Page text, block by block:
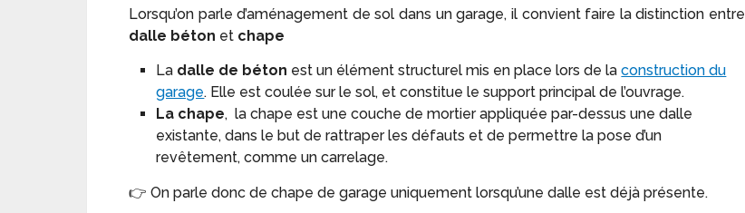
Lorsqu’on parle d’aménagement de sol dans un garage, il convient faire la distinction entre
dalle béton et chape
La dalle de béton est un élément structurel mis en place lors de laconstruction du
garage. Elle est coulée sur le sol, et constitue le support principal de l’ouvrage.
La chape, la chape est une couche de mortier appliquée par-dessus une dalle
existante, dans le but de rattraper les défauts et de permettre la pose d’un
revêtement, comme un carrelage.
👉 On parle donc de chape de garage uniquement lorsqu’une dalle est déjà présente.